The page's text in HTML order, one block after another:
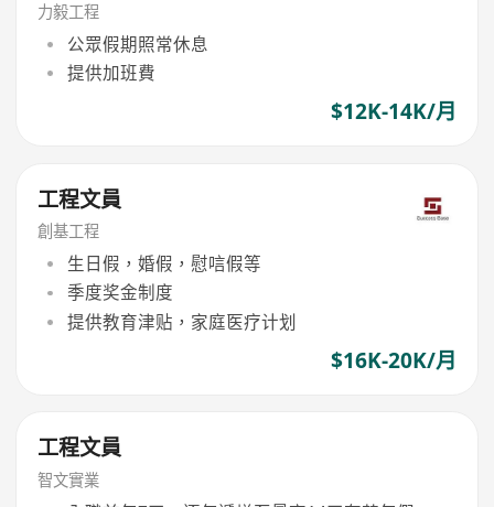
力毅工程
公眾假期照常休息
提供加班費
$12K-14K/月
工程文員
創基工程
生日假，婚假，慰唁假等
季度奖金制度
提供教育津贴，家庭医疗计划
$16K-20K/月
工程文員
智文實業